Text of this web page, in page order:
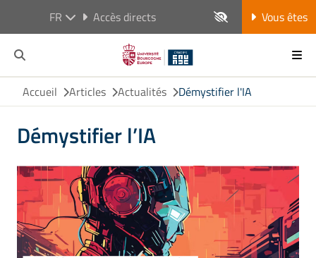
FR Accès directs Vous êtes
Accueil Articles Actualités Démystifier l'IA
Démystifier l’IA